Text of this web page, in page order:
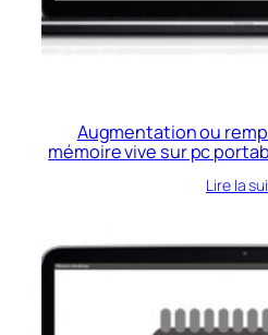
Augmentation ou
mémoire vive sur pc
Lire la